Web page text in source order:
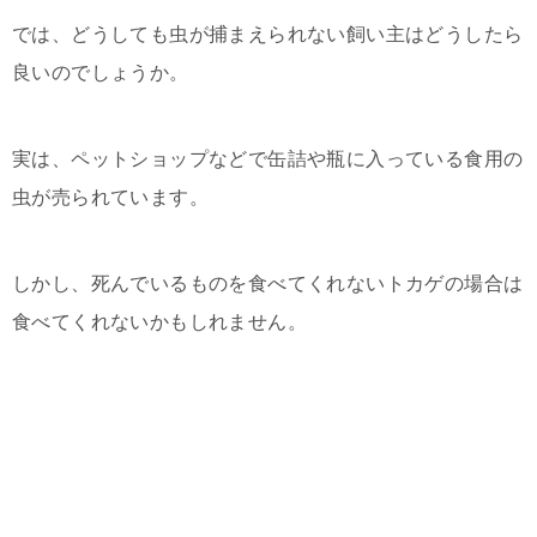
では、どうしても虫が捕まえられない飼い主はどうしたら
良いのでしょうか。
実は、ペットショップなどで缶詰や瓶に入っている食用の
虫が売られています。
しかし、死んでいるものを食べてくれないトカゲの場合は
食べてくれないかもしれません。